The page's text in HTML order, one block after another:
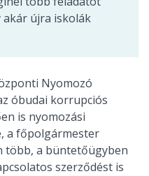
akár újra iskolák
Nyomozó
óbudai korrupciós
is nyomozási
a főpolgármester
több, a büntetőügyben
szerződést is